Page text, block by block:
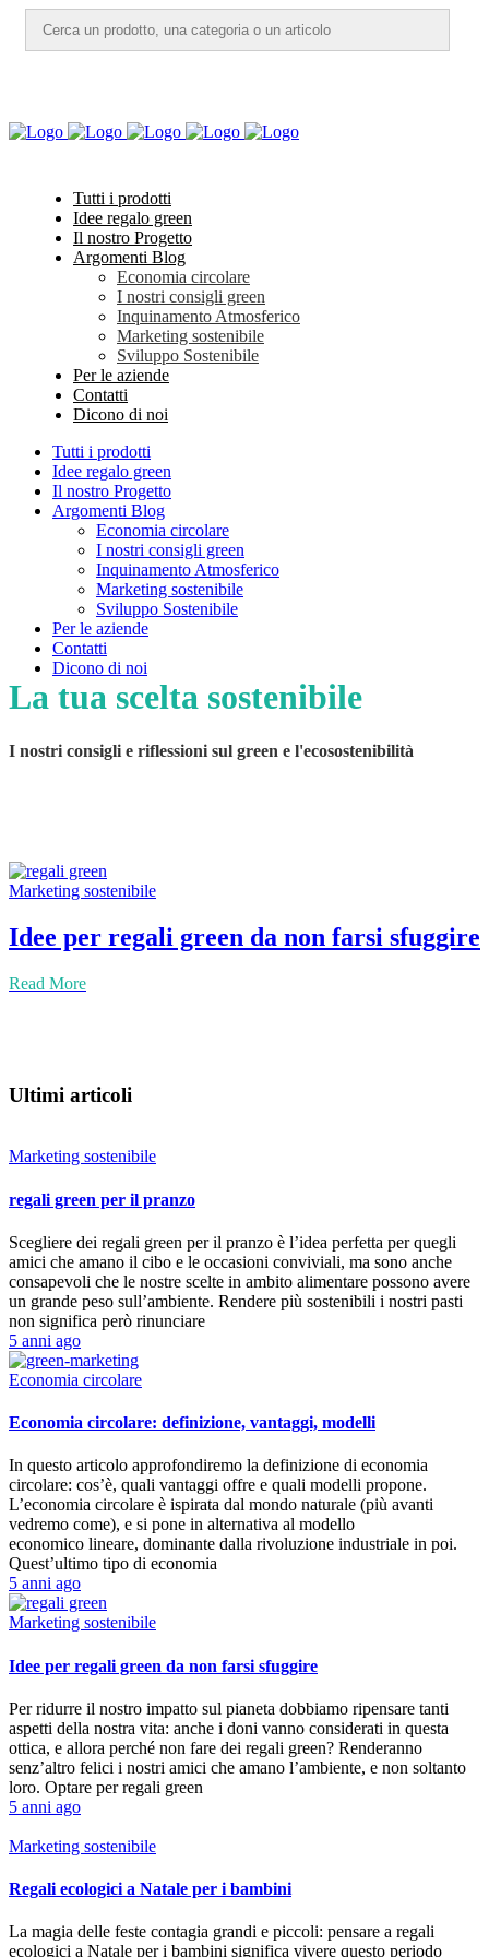
Tutti i prodotti
Idee regalo green
Il nostro Progetto
Argomenti Blog
Economia circolare
I nostri consigli green
Inquinamento Atmosferico
Marketing sostenibile
Sviluppo Sostenibile
Per le aziende
Contatti
Dicono di noi
Tutti i prodotti
Idee regalo green
Il nostro Progetto
Argomenti Blog
Economia circolare
I nostri consigli green
Inquinamento Atmosferico
Marketing sostenibile
Sviluppo Sostenibile
Per le aziende
Contatti
Dicono di noi
La tua scelta sostenibile
I nostri consigli e riflessioni sul green e l'ecosostenibilità
Marketing sostenibile
Idee per regali green da non farsi sfuggire
Read More
Ultimi articoli
Marketing sostenibile
regali green per il pranzo
Scegliere dei regali green per il pranzo è l’idea perfetta per quegli
amici che amano il cibo e le occasioni conviviali, ma sono anche
consapevoli che le nostre scelte in ambito alimentare possono avere
un grande peso sull’ambiente. Rendere più sostenibili i nostri pasti
non significa però rinunciare
5 anni ago
Economia circolare
Economia circolare: definizione, vantaggi, modelli
In questo articolo approfondiremo la definizione di economia
circolare: cos’è, quali vantaggi offre e quali modelli propone.
L’economia circolare è ispirata dal mondo naturale (più avanti
vedremo come), e si pone in alternativa al modello
economico lineare, dominante dalla rivoluzione industriale in poi.
Quest’ultimo tipo di economia
5 anni ago
Marketing sostenibile
Idee per regali green da non farsi sfuggire
Per ridurre il nostro impatto sul pianeta dobbiamo ripensare tanti
aspetti della nostra vita: anche i doni vanno considerati in questa
ottica, e allora perché non fare dei regali green? Renderanno
senz’altro felici i nostri amici che amano l’ambiente, e non soltanto
loro. Optare per regali green
5 anni ago
Marketing sostenibile
Regali ecologici a Natale per i bambini
La magia delle feste contagia grandi e piccoli: pensare a regali
ecologici a Natale per i bambini significa vivere questo periodo